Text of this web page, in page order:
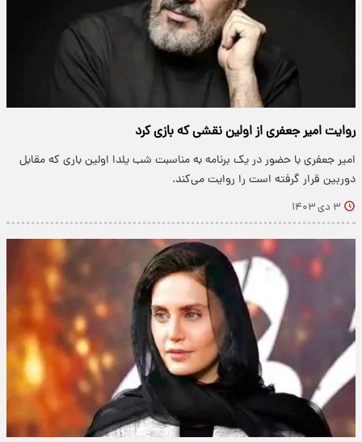
روایت امیر جعفری از اولین نقشی که بازی کرد
امیر جعفری با حضور در یک برنامه به مناسبت شب یلدا اولین باری که مقابل
دوربین قرار گرفته است را روایت می‌کند.
۳ دی ۱۴۰۳